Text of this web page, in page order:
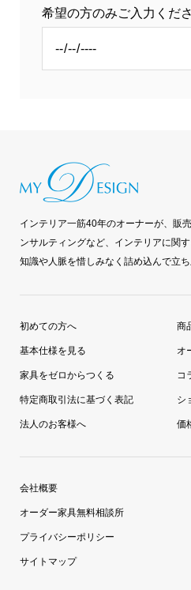
希望の方のみご入力くだ
インテリア一筋40年のオーナーが、販
ンサルティングなど、インテリアに関
知識や人脈を惜しみなく詰め込んで立ち
初めての方へ
基本仕様を見る
家具をゼロからつくる
特定商取引法に基づく表記
法人のお客様へ
商
オ
コ
シ
価
会社概要
オーダー家具無料相談所
プライバシーポリシー
サイトマップ